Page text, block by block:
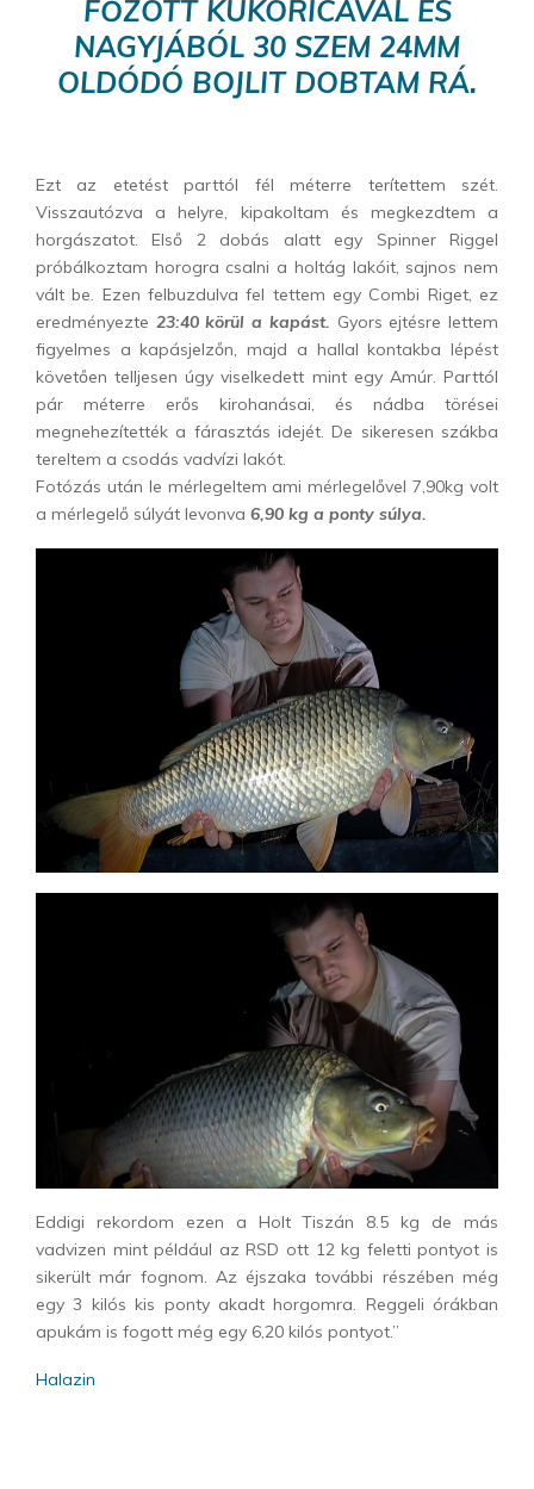
FŐZÖTT KUKORICÁVAL ÉS
NAGYJÁBÓL 30 SZEM 24MM
OLDÓDÓ BOJLIT DOBTAM RÁ.
Ezt az etetést parttól fél méterre terítettem szét.
Visszautózva a helyre, kipakoltam és megkezdtem a
horgászatot. Első 2 dobás alatt egy Spinner Riggel
próbálkoztam horogra csalni a holtág lakóit, sajnos nem
vált be. Ezen felbuzdulva fel tettem egy Combi Riget, ez
eredményezte 23:40 körül a kapást. Gyors ejtésre lettem
figyelmes a kapásjelzőn, majd a hallal kontakba lépést
követően telljesen úgy viselkedett mint egy Amúr. Parttól
pár méterre erős kirohanásai, és nádba törései
megnehezítették a fárasztás idejét. De sikeresen szákba
tereltem a csodás vadvízi lakót.
Fotózás után le mérlegeltem ami mérlegelővel 7,90kg volt
a mérlegelő súlyát levonva 6,90 kg a ponty súlya.
Eddigi rekordom ezen a Holt Tiszán 8.5 kg de más
vadvizen mint például az RSD ott 12 kg feletti pontyot is
sikerült már fognom. Az éjszaka további részében még
egy 3 kilós kis ponty akadt horgomra. Reggeli órákban
apukám is fogott még egy 6,20 kilós pontyot.”
Halazin